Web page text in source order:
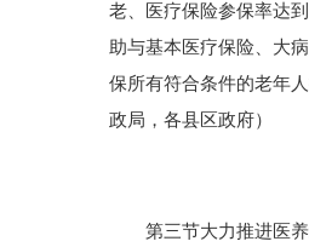
老、医疗保险参保率达
助与基本医疗保险、大
保所有符合条件的老年
政局，各县区政府）
第三节大力推进医养